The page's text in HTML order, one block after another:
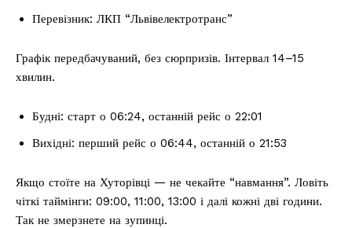
Перевізник: ЛКП “Львівелектротранс”
Графік передбачуваний, без сюрпризів. Інтервал 14–15
хвилин.
Будні: старт о 06:24, останній рейс о 22:01
Вихідні: перший рейс о 06:44, останній о 21:53
Якщо стоїте на Хуторівці — не чекайте “навмання”. Ловіть
чіткі таймінги: 09:00, 11:00, 13:00 і далі кожні дві години.
Так не змерзнете на зупинці.